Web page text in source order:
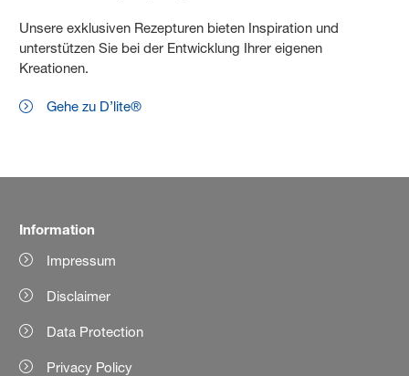
Unsere exklusiven Rezepturen bieten Inspiration und
unterstützen Sie bei der Entwicklung Ihrer eigenen
Kreationen.
Gehe zu D’lite®
Information
Impressum
Disclaimer
Data Protection
Privacy Policy